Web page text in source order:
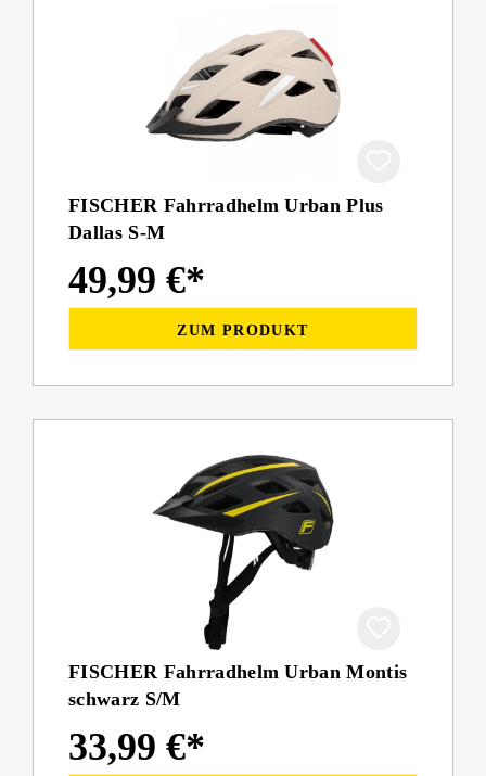
FISCHER Fahrradhelm Urban Plus
Dallas S-M
49,99 €*
ZUM PRODUKT
FISCHER Fahrradhelm Urban Montis
schwarz S/M
33,99 €*